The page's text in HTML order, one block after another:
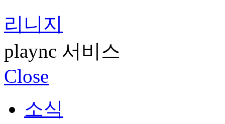
리니지
plaync 서비스
Close
소식